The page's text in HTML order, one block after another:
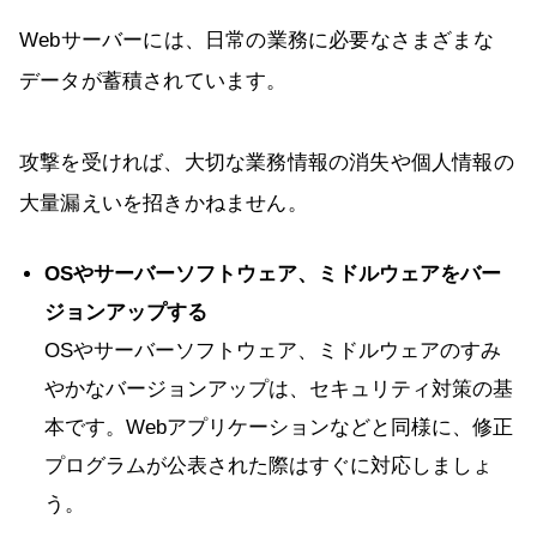
Webサーバーには、日常の業務に必要なさまざまな
データが蓄積されています。
攻撃を受ければ、大切な業務情報の消失や個人情報の
大量漏えいを招きかねません。
OSやサーバーソフトウェア、ミドルウェアをバー
ジョンアップする
OSやサーバーソフトウェア、ミドルウェアのすみ
やかなバージョンアップは、セキュリティ対策の基
本です。Webアプリケーションなどと同様に、修正
プログラムが公表された際はすぐに対応しましょ
う。